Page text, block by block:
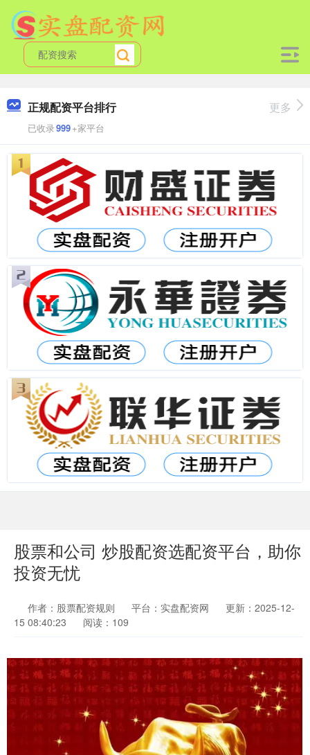
正规配资平台排行
已收录999+家平台
更多
股票和公司 炒股配资选配资平台，助你
投资无忧
作者：股票配资规则 平台：实盘配资网
更新：2025-12-
15 08:40:23
阅读：109